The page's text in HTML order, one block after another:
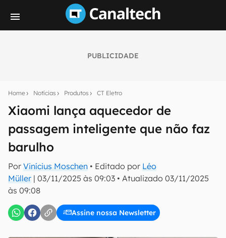
PUBLICIDADE
Home Notícias Produtos CT Eletro
Xiaomi lança aquecedor de
passagem inteligente que não faz
barulho
Por Vinícius Moschen • Editado por Léo
Müller | 03/11/2025 às 09:03 • Atualizado 03/11/2025
às 09:08
Assine nossa Newsletter
notícias e reviews sobre tecnologia em primeira
E-mail
inscreva-se
Uso e Política de Privacidade do Canaltech.